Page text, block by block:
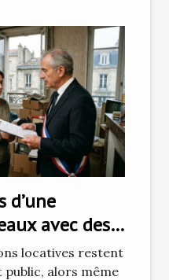
d’une
avec des
locatives restent
alors même